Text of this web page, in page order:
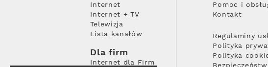
Internet
Internet + TV
Telewizja
Lista kanałów
Dla firm
Internet dla Firm
Pomoc i
Kontakt
Regulaminy
Polityka
Polityka